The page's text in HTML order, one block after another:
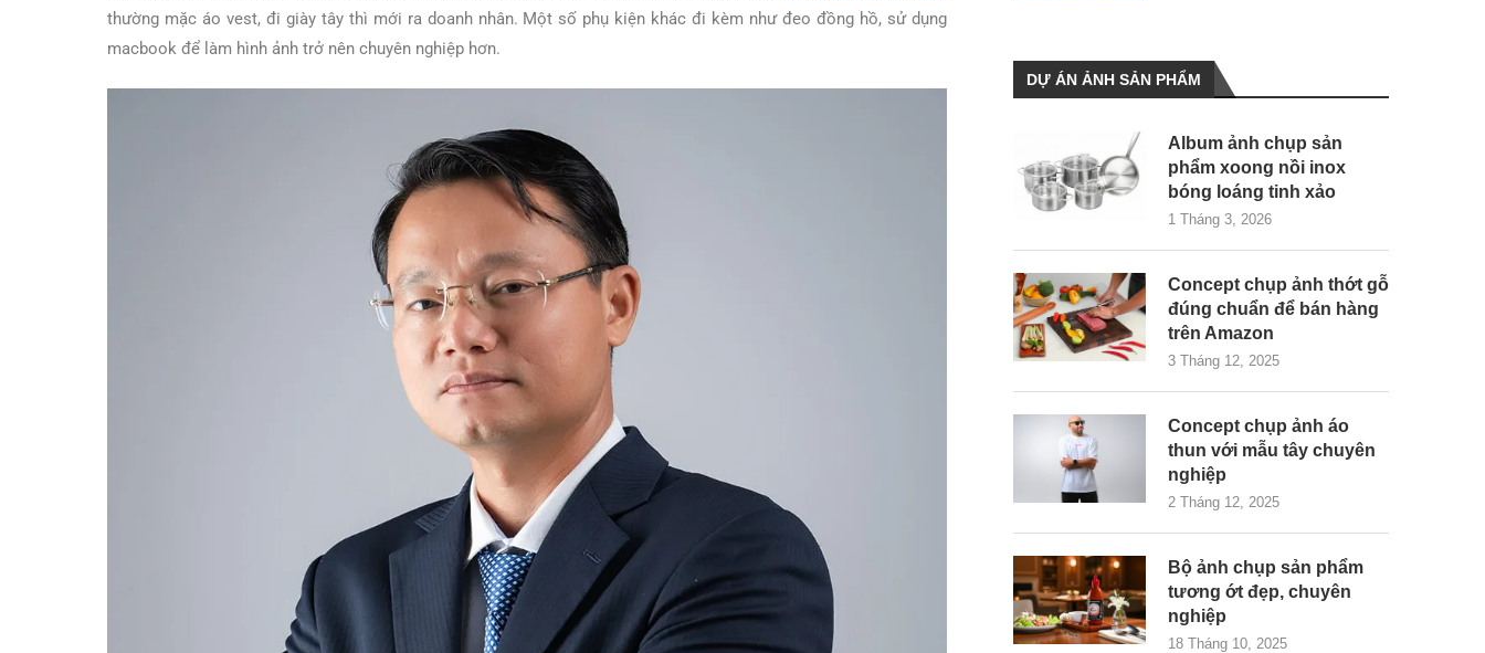
thường mặc áo vest, đi giày tây thì mới ra doanh nhân. Một số phụ kiện khác đi kèm như đeo đồng hồ, sử dụng
macbook để làm hình ảnh trở nên chuyên nghiệp hơn.
DỰ ÁN ẢNH SẢN PHẨM
Album ảnh chụp sản
phẩm xoong nồi inox
bóng loáng tinh xảo
1 Tháng 3, 2026
Concept chụp ảnh thớt gỗ
đúng chuẩn để bán hàng
trên Amazon
3 Tháng 12, 2025
Concept chụp ảnh áo
thun với mẫu tây chuyên
nghiệp
2 Tháng 12, 2025
Bộ ảnh chụp sản phẩm
tương ớt đẹp, chuyên
nghiệp
18 Tháng 10, 2025